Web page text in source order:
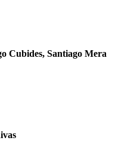
Cubides, Santiago Mera